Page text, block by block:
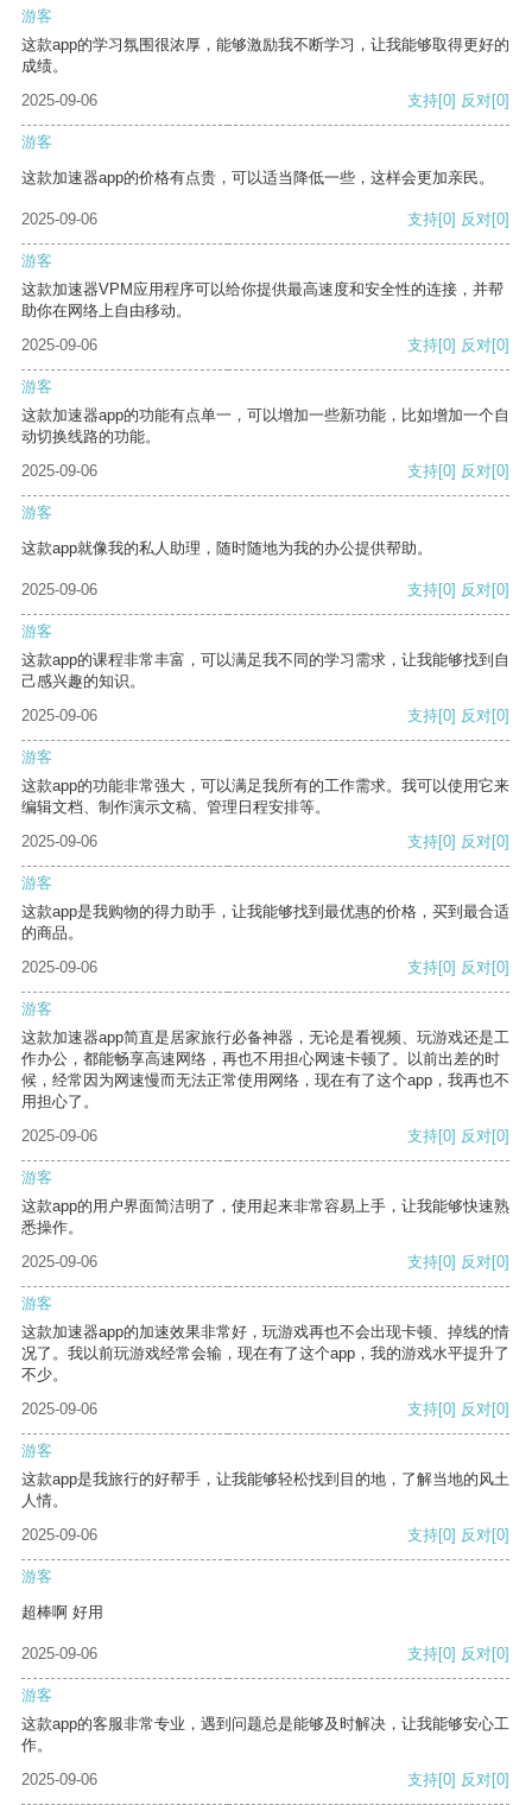
游客
这款app的学习氛围很浓厚，能够激励我不断学习，让我能够取得更好的
成绩。
2025-09-06
支持[0] 反对[0]
游客
这款加速器app的价格有点贵，可以适当降低一些，这样会更加亲民。
2025-09-06 支持[0] 反对[0]
游客
这款加速器VPM应用程序可以给你提供最高速度和安全性的连接，并帮
助你在网络上自由移动。
2025-09-06
支持[0] 反对[0]
游客
这款加速器app的功能有点单一，可以增加一些新功能，比如增加一个自
动切换线路的功能。
2025-09-06
支持[0] 反对[0]
游客
这款app就像我的私人助理，随时随地为我的办公提供帮助。
2025-09-06 支持[0] 反对[0]
游客
这款app的课程非常丰富，可以满足我不同的学习需求，让我能够找到自
己感兴趣的知识。
2025-09-06
支持[0] 反对[0]
游客
这款app的功能非常强大，可以满足我所有的工作需求。我可以使用它来
编辑文档、制作演示文稿、管理日程安排等。
2025-09-06
支持[0] 反对[0]
游客
这款app是我购物的得力助手，让我能够找到最优惠的价格，买到最合适
的商品。
2025-09-06
支持[0] 反对[0]
游客
这款加速器app简直是居家旅行必备神器，无论是看视频、玩游戏还是工
作办公，都能畅享高速网络，再也不用担心网速卡顿了。以前出差的时
候，经常因为网速慢而无法正常使用网络，现在有了这个app，我再也不
用担心了。
2025-09-06
支持[0] 反对[0]
游客
这款app的用户界面简洁明了，使用起来非常容易上手，让我能够快速熟
悉操作。
2025-09-06
支持[0] 反对[0]
游客
这款加速器app的加速效果非常好，玩游戏再也不会出现卡顿、掉线的情
况了。我以前玩游戏经常会输，现在有了这个app，我的游戏水平提升了
不少。
2025-09-06
支持[0] 反对[0]
游客
这款app是我旅行的好帮手，让我能够轻松找到目的地，了解当地的风土
人情。
2025-09-06
支持[0] 反对[0]
游客
超棒啊 好用
2025-09-06 支持[0] 反对[0]
游客
这款app的客服非常专业，遇到问题总是能够及时解决，让我能够安心工
作。
2025-09-06
支持[0] 反对[0]